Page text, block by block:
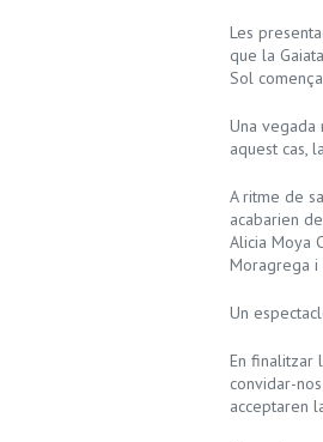
Les
que la
Sol
Una vegada
aquest cas,
A ritme de
acabarien
Alicia Moya
Moragrega i
Un
En finalitzar
convidar-
acceptaren